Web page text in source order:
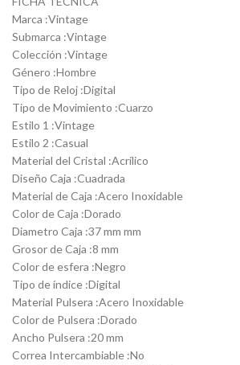
Marca :Vintage
Submarca :Vintage
Colección :Vintage
Género :Hombre
Tipo de Reloj :Digital
Tipo de Movimiento :Cuarzo
Estilo 1 :Vintage
Estilo 2 :Casual
Material del Cristal :Acrílico
Diseño Caja :Cuadrada
Material de Caja :Acero Inoxidable
Color de Caja :Dorado
Diametro Caja :37 mm mm
Grosor de Caja :8 mm
Color de esfera :Negro
Tipo de índice :Digital
Material Pulsera :Acero Inoxidable
Color de Pulsera :Dorado
Ancho Pulsera :20 mm
Correa Intercambiable :No